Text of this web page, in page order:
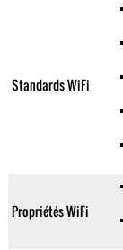
Standards WiFi
Propriétés WiFi